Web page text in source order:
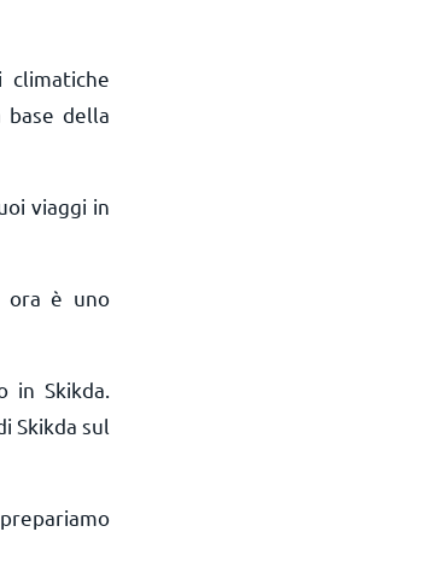
della
viaggi in
ora è uno
Skikda.
Skikda sul